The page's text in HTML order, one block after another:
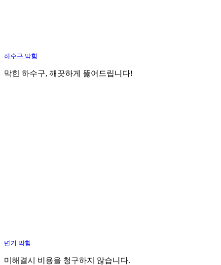
하수구 막힘
막힌 하수구, 깨끗하게 뚫어드립니다!
변기 막힘
미해결시 비용을 청구하지 않습니다.